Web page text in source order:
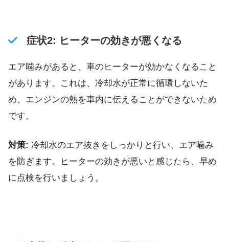
症状2: ヒーターの効きが悪くなる
エア噛みがあると、車のヒーターが効かなくなること
があります。これは、冷却水が正常に循環しないた
め、エンジンの熱を車内に伝えることができないため
です。
対策: 冷却水のエア抜きをしっかりと行い、エア噛み
を防ぎます。ヒーターの効きが悪いと感じたら、早め
に点検を行いましょう。